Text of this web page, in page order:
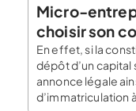
Micro-
choisir son
En effet, si la
dépôt d’un capital
annonce légale
d’immatriculation